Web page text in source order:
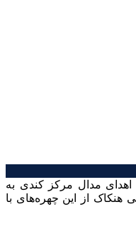
اهدای مدال مرکز کندی به
هنکاک از این چهره‌های با